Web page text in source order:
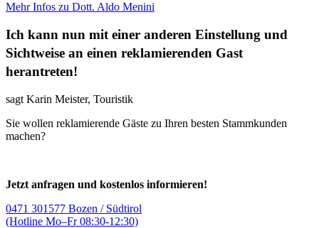
Mehr Infos zu Dott. Aldo Menini
Ich kann nun mit einer anderen Einstellung und
Sichtweise an einen reklamierenden Gast
herantreten!
sagt Karin Meister, Touristik
Sie wollen reklamierende Gäste zu Ihren besten Stammkunden
machen?
Jetzt anfragen und kostenlos informieren!
0471 301577 Bozen / Südtirol
(Hotline Mo–Fr 08:30-12:30)